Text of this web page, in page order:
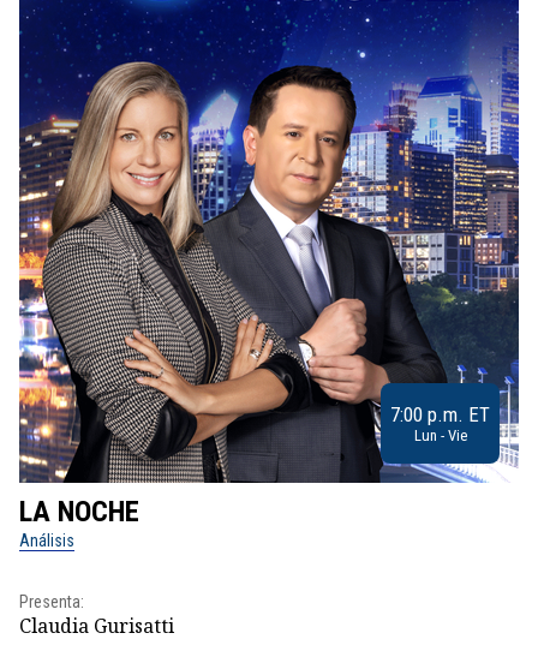
7:00 p.m. ET
Lun - Vie
LA NOCHE
Análisis
Presenta:
Claudia Gurisatti